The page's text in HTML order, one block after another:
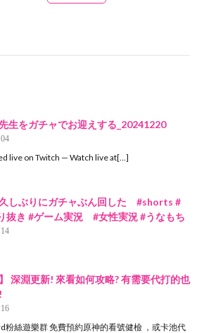
先生をガチャでお迎えする_20241220
live on Twitch — Watch live at[…]
久しぶりにガチャぶん回した #shorts #
抜き #ゲーム実況 #女性実況 #うなもち
深淵更新! 來看如何攻略? 有需要代打的也
粉絲遊樂群 免費預約原神的看號健檢 ，或卡池代